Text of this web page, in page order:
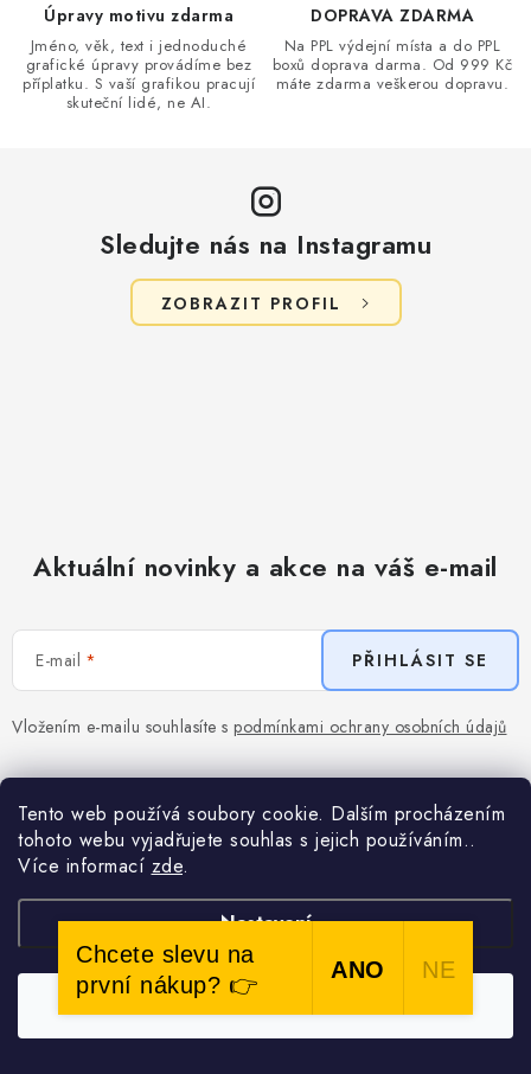
Tento web používá soubory cookie. Dalším procházením
tohoto webu vyjadřujete souhlas s jejich používáním..
Více informací zde.
Nastavení
Úpravy motivu zdarma
Jméno, věk, text i jednoduché
grafické úpravy provádíme bez
příplatku. S vaší grafikou pracují
skuteční lidé, ne AI.
DOPRAVA ZDARMA
Na PPL výdejní místa a do PPL
boxů doprava darma. Od 999 Kč
máte zdarma veškerou dopravu.
Sledujte nás na Instagramu
ZOBRAZIT PROFIL
Aktuální novinky a akce na váš e-mail
E-mail
Vložením e-mailu souhlasíte s podmínkami ochrany osobních údajů
PŘIHLÁSIT SE
Pomůžeme vám s výběrem
Potřebujete s něčím poradit? Jsme tu pro vás!
607 027 966
Chcete slevu na
první nákup? 👉
ANO NE